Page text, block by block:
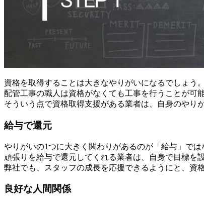
資格を取得することは大きなやりがいになるでしょう。
配管工事の職人は資格がなくても工事を行うことが可
そういう点で資格取得支援がある業者は、自身のやり
給与で還元
やりがいの1つに大きく関わりがあるのが「給与」では
頑張りを給与で還元してくれる業者は、自身で目標を
弊社でも、スタッフの成長を応援できるようにと、資
良好な人間関係